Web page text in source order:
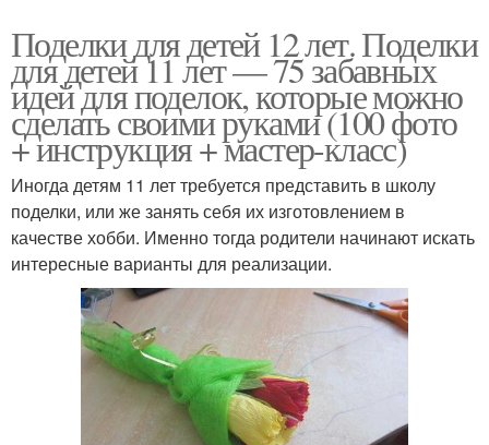
Поделки для детей 12 лет. Поделки
для детей 11 лет — 75 забавных
идей для поделок, которые можно
сделать своими руками (100 фото
+ инструкция + мастер-класс)
Иногда детям 11 лет требуется представить в школу
поделки, или же занять себя их изготовлением в
качестве хобби. Именно тогда родители начинают искать
интересные варианты для реализации.